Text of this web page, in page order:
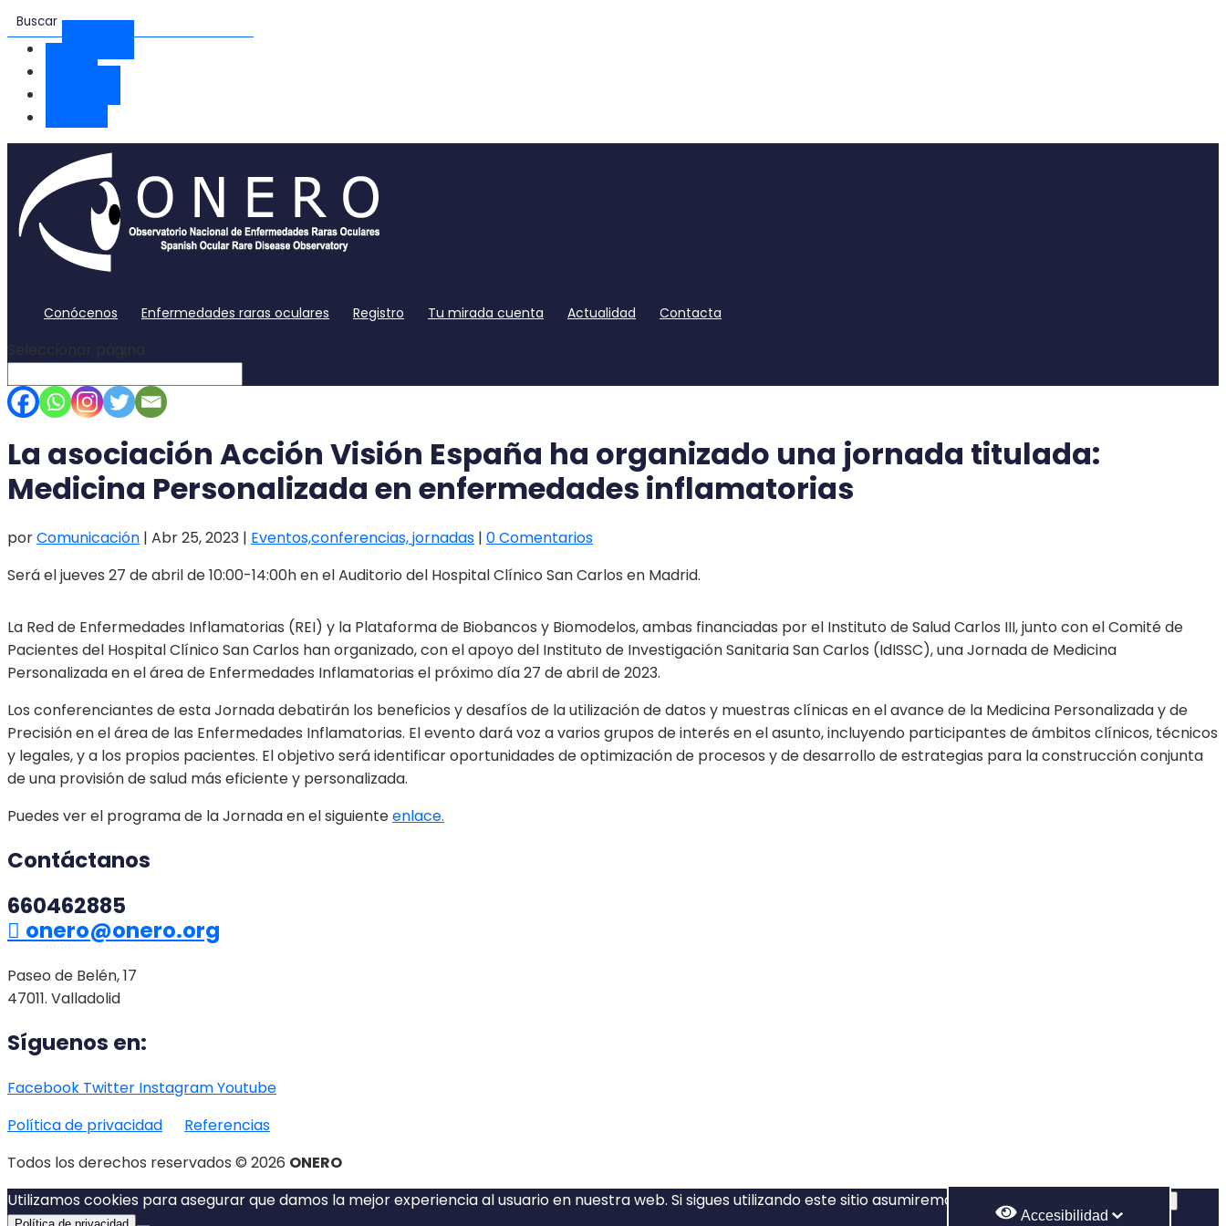
Conócenos Enfermedades raras oculares Registro Tu mirada cuenta Actualidad Contacta
Accesibilidad
La asociación Acción Visión España ha organizado una jornada titulada:
Medicina Personalizada en enfermedades inflamatorias
porComunicación | Abr 25, 2023 | Eventos,conferencias, jornadas | 0 Comentarios
Será el jueves 27 de abril de 10:00-14:00h en el Auditorio del Hospital Clínico San Carlos en Madrid.
La Red de Enfermedades Inflamatorias (REI) y la Plataforma de Biobancos y Biomodelos, ambas financiadas por el Instituto de Salud Carlos III, junto con el Comité de
Pacientes del Hospital Clínico San Carlos han organizado, con el apoyo del Instituto de Investigación Sanitaria San Carlos (IdISSC), una Jornada de Medicina
Personalizada en el área de Enfermedades Inflamatorias el próximo día 27 de abril de 2023.
Los conferenciantes de esta Jornada debatirán los beneficios y desafíos de la utilización de datos y muestras clínicas en el avance de la Medicina Personalizada y de
Precisión en el área de las Enfermedades Inflamatorias. El evento dará voz a varios grupos de interés en el asunto, incluyendo participantes de ámbitos clínicos, técnicos
y legales, y a los propios pacientes. El objetivo será identificar oportunidades de optimización de procesos y de desarrollo de estrategias para la construcción conjunta
de una provisión de salud más eficiente y personalizada.
Puedes ver el programa de la Jornada en el siguienteenlace.
Contáctanos
660462885
onero@onero.org
Paseo de Belén, 17
47011. Valladolid
Síguenos en:
Facebook Twitter InstagramYoutube
Política de privacidad
Referencias
Todos los derechos reservados © 2026 ONERO
Utilizamos cookies para asegurar que damos la mejor experiencia al usuario en nuestra web. Si sigues utilizando este sitio asumiremos que estás de acuerdo.